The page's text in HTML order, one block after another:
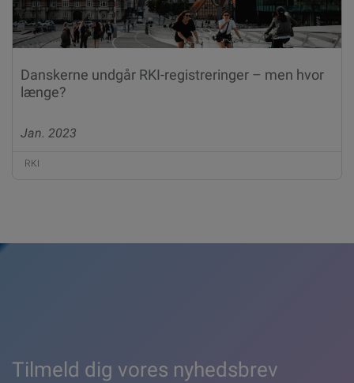
Danskerne undgår RKI-registreringer – men hvor
længe?
Jan. 2023
RKI
Tilmeld dig vores nyhedsbrev